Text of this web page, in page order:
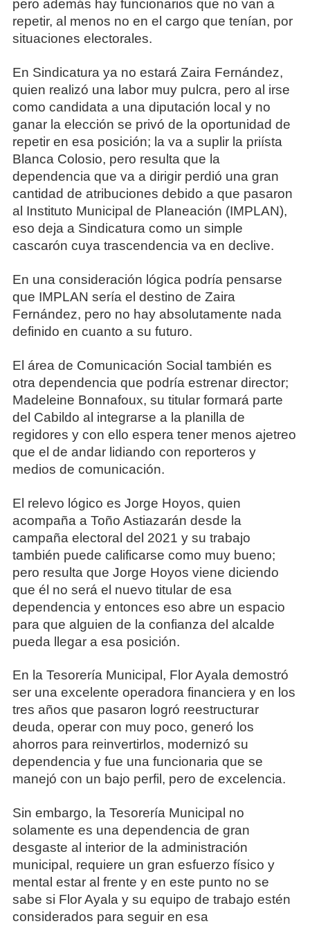
pero además hay funcionarios que no van a
repetir, al menos no en el cargo que tenían, por
situaciones electorales.
En Sindicatura ya no estará Zaira Fernández,
quien realizó una labor muy pulcra, pero al irse
como candidata a una diputación local y no
ganar la elección se privó de la oportunidad de
repetir en esa posición; la va a suplir la priísta
Blanca Colosio, pero resulta que la
dependencia que va a dirigir perdió una gran
cantidad de atribuciones debido a que pasaron
al Instituto Municipal de Planeación (IMPLAN),
eso deja a Sindicatura como un simple
cascarón cuya trascendencia va en declive.
En una consideración lógica podría pensarse
que IMPLAN sería el destino de Zaira
Fernández, pero no hay absolutamente nada
definido en cuanto a su futuro.
El área de Comunicación Social también es
otra dependencia que podría estrenar director;
Madeleine Bonnafoux, su titular formará parte
del Cabildo al integrarse a la planilla de
regidores y con ello espera tener menos ajetreo
que el de andar lidiando con reporteros y
medios de comunicación.
El relevo lógico es Jorge Hoyos, quien
acompaña a Toño Astiazarán desde la
campaña electoral del 2021 y su trabajo
también puede calificarse como muy bueno;
pero resulta que Jorge Hoyos viene diciendo
que él no será el nuevo titular de esa
dependencia y entonces eso abre un espacio
para que alguien de la confianza del alcalde
pueda llegar a esa posición.
En la Tesorería Municipal, Flor Ayala demostró
ser una excelente operadora financiera y en los
tres años que pasaron logró reestructurar
deuda, operar con muy poco, generó los
ahorros para reinvertirlos, modernizó su
dependencia y fue una funcionaria que se
manejó con un bajo perfil, pero de excelencia.
Sin embargo, la Tesorería Municipal no
solamente es una dependencia de gran
desgaste al interior de la administración
municipal, requiere un gran esfuerzo físico y
mental estar al frente y en este punto no se
sabe si Flor Ayala y su equipo de trabajo estén
considerados para seguir en esa